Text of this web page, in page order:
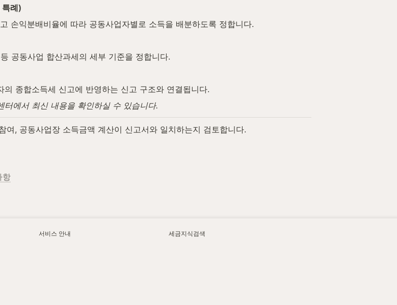
례)
손익분배비율에 따라 공동사업자별로 소득을 배분하도록 정합니다.
공동사업 합산과세의 세부 기준을 정합니다.
종합소득세 신고에 반영하는 신고 구조와 연결됩니다.
에서 최신 내용을 확인하실 수 있습니다.
, 공동사업장 소득금액 계산이 신고서와 일치하는지 검토합니다.
항
서비스 안내 세금지식검색